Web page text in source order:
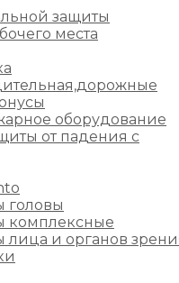
защиты
места
оборудование
от падения с
головы
комплексные
лица и органов